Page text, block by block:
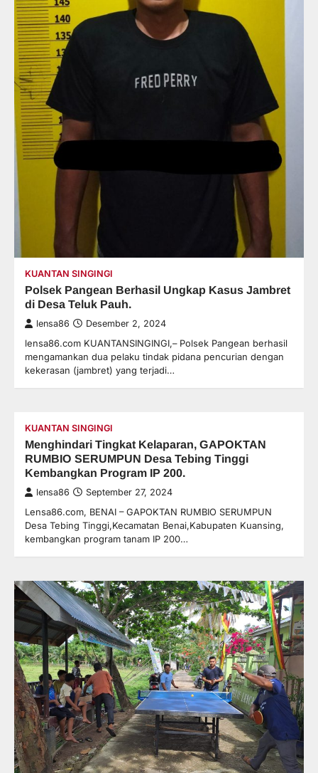
KUANTAN SINGINGI
Polsek Pangean Berhasil Ungkap Kasus Jambret
di Desa Teluk Pauh.
lensa86 Desember 2, 2024
lensa86.com KUANTANSINGINGI,– Polsek Pangean berhasil
mengamankan dua pelaku tindak pidana pencurian dengan
kekerasan (jambret) yang terjadi…
KUANTAN SINGINGI
Menghindari Tingkat Kelaparan, GAPOKTAN
RUMBIO SERUMPUN Desa Tebing Tinggi
Kembangkan Program IP 200.
lensa86 September 27, 2024
Lensa86.com, BENAI – GAPOKTAN RUMBIO SERUMPUN
Desa Tebing Tinggi,Kecamatan Benai,Kabupaten Kuansing,
kembangkan program tanam IP 200…